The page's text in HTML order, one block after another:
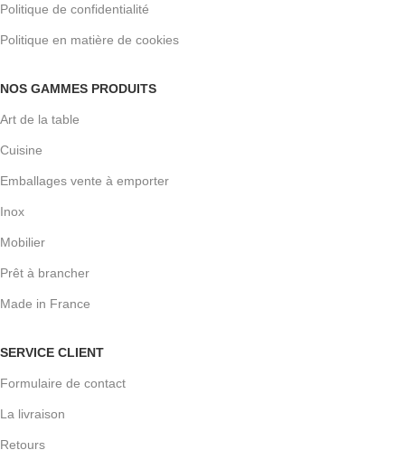
Politique de confidentialité
Politique en matière de cookies
NOS GAMMES PRODUITS
Art de la table
Cuisine
Emballages vente à emporter
Inox
Mobilier
Prêt à brancher
Made in France
SERVICE CLIENT
Formulaire de contact
La livraison
Retours